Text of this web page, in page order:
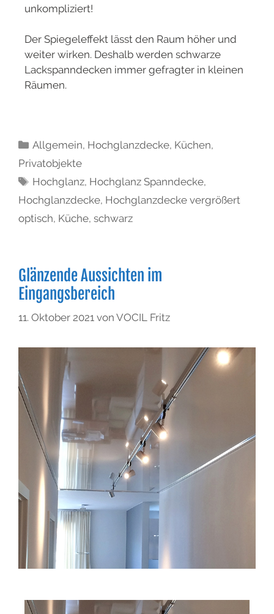
unkompliziert!
Der Spiegeleffekt lässt den Raum höher und
weiter wirken. Deshalb werden schwarze
Lackspanndecken immer gefragter in kleinen
Räumen.
Allgemein, Hochglanzdecke, Küchen,
Privatobjekte
Hochglanz, Hochglanz Spanndecke,
Hochglanzdecke, Hochglanzdecke vergrößert
optisch, Küche, schwarz
Glänzende Aussichten im
Eingangsbereich
11. Oktober 2021 von VOCIL Fritz